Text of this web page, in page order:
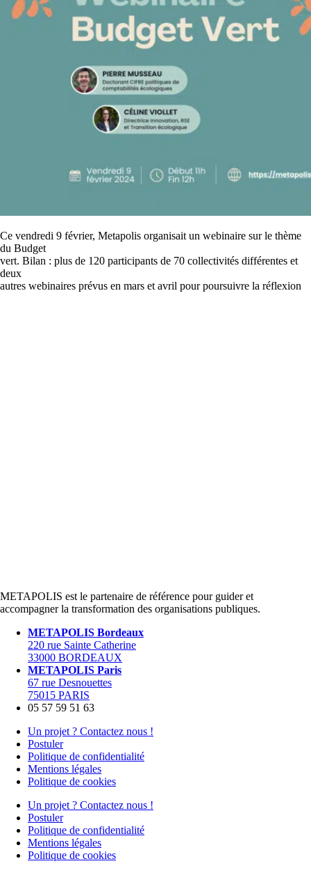
Ce vendredi 9 février, Metapolis organisait un webinaire sur le thème
du Budget
vert. Bilan : plus de 120 participants de 70 collectivités différentes et
deux
autres webinaires prévus en mars et avril pour poursuivre la réflexion
METAPOLIS est le partenaire de référence pour guider et
accompagner la transformation des organisations publiques.
METAPOLIS Bordeaux
220 rue Sainte Catherine
33000 BORDEAUX
METAPOLIS Paris
67 rue Desnouettes
75015 PARIS
05 57 59 51 63
Un projet ? Contactez nous !
Postuler
Politique de confidentialité
Mentions légales
Politique de cookies
Un projet ? Contactez nous !
Postuler
Politique de confidentialité
Mentions légales
Politique de cookies